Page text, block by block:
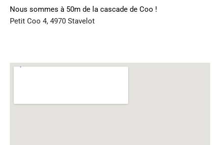
Nous sommes à 50m de la cascade de Coo !
Petit Coo 4, 4970 Stavelot